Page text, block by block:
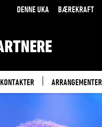
DENNE UKA BÆREKRAFT
ARRANGEMENTER